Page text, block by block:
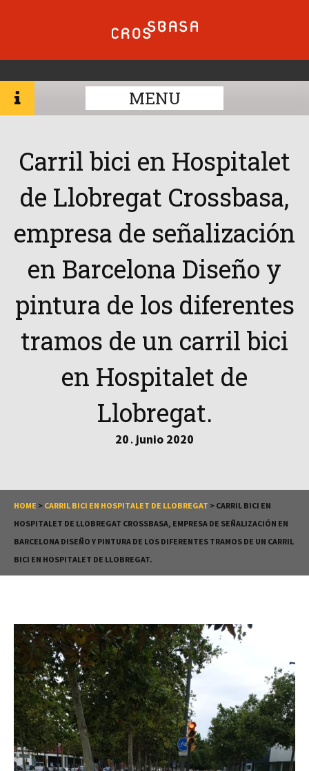
MENU
Carril bici en Hospitalet
de Llobregat Crossbasa,
empresa de señalización
en Barcelona Diseño y
pintura de los diferentes
tramos de un carril bici
en Hospitalet de
Llobregat.
20 . junio 2020
HOME > CARRIL BICI EN HOSPITALET DE LLOBREGAT > CARRIL BICI EN
HOSPITALET DE LLOBREGAT CROSSBASA, EMPRESA DE SEÑALIZACIÓN EN
BARCELONA DISEÑO Y PINTURA DE LOS DIFERENTES TRAMOS DE UN CARRIL
BICI EN HOSPITALET DE LLOBREGAT.